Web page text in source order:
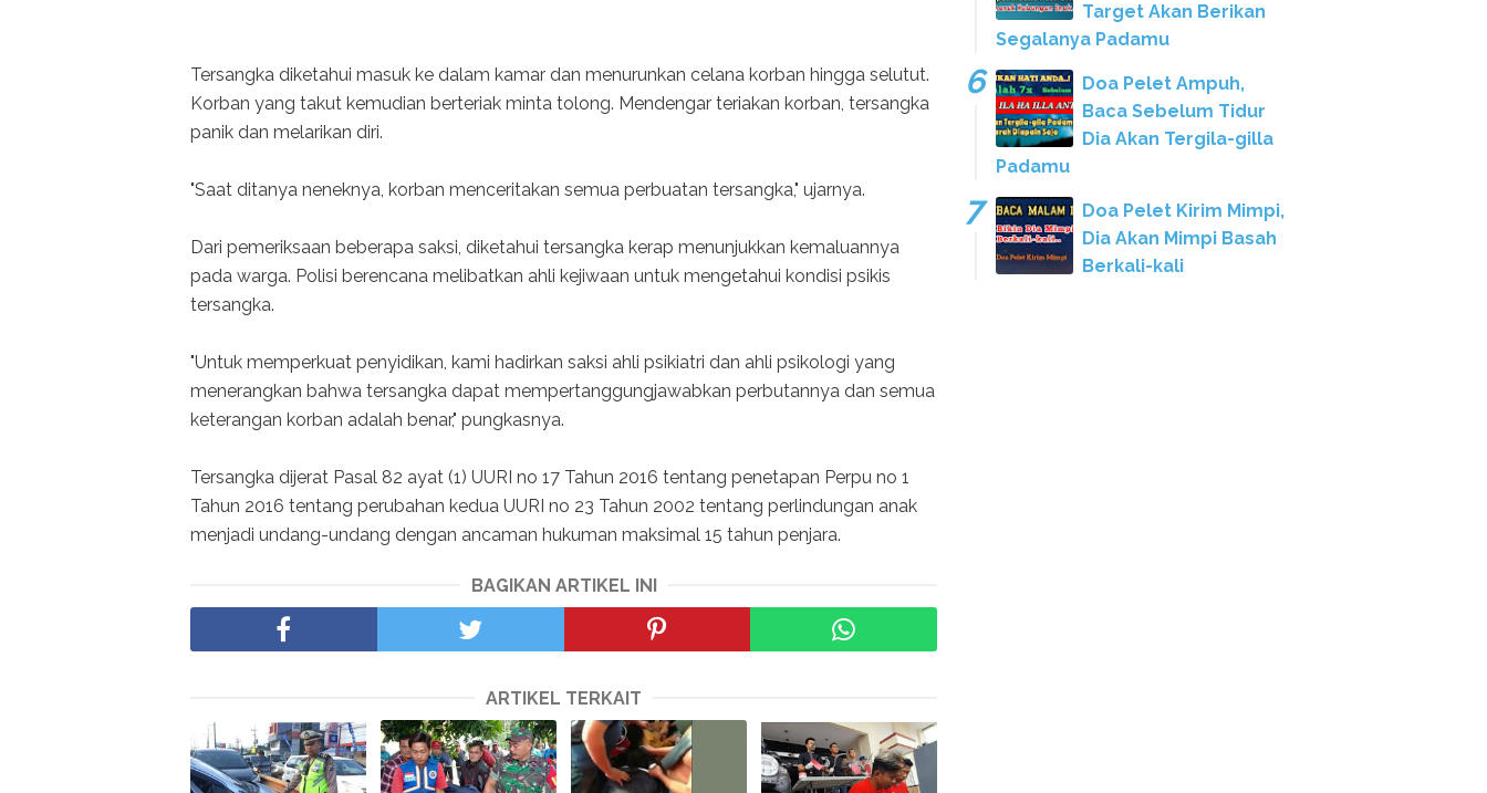
Tersangka diketahui masuk ke dalam kamar dan menurunkan celana korban hingga selutut.
Korban yang takut kemudian berteriak minta tolong. Mendengar teriakan korban, tersangka
panik dan melarikan diri.
"Saat ditanya neneknya, korban menceritakan semua perbuatan tersangka," ujarnya.
Dari pemeriksaan beberapa saksi, diketahui tersangka kerap menunjukkan kemaluannya
pada warga. Polisi berencana melibatkan ahli kejiwaan untuk mengetahui kondisi psikis
tersangka.
"Untuk memperkuat penyidikan, kami hadirkan saksi ahli psikiatri dan ahli psikologi yang
menerangkan bahwa tersangka dapat mempertanggungjawabkan perbutannya dan semua
keterangan korban adalah benar," pungkasnya.
Tersangka dijerat Pasal 82 ayat (1) UURI no 17 Tahun 2016 tentang penetapan Perpu no 1
Tahun 2016 tentang perubahan kedua UURI no 23 Tahun 2002 tentang perlindungan anak
menjadi undang-undang dengan ancaman hukuman maksimal 15 tahun penjara.
BAGIKAN ARTIKEL INI
ARTIKEL TERKAIT
Target Akan Berikan
Segalanya Padamu
Doa Pelet Ampuh,
Baca Sebelum Tidur
Dia Akan Tergila-gilla
Padamu
Doa Pelet Kirim Mimpi,
Dia Akan Mimpi Basah
Berkali-kali